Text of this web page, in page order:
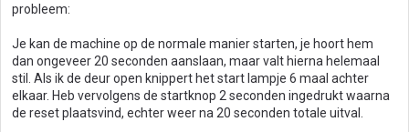
probleem:
Je kan de machine op de normale manier starten, je hoort hem
dan ongeveer 20 seconden aanslaan, maar valt hierna helemaal
stil. Als ik de deur open knippert het start lampje 6 maal achter
elkaar. Heb vervolgens de startknop 2 seconden ingedrukt waarna
de reset plaatsvind, echter weer na 20 seconden totale uitval.